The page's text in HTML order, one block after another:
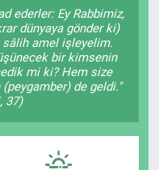
ederler: Ey Rabbimiz,
dünyaya gönder ki)
sâlih amel işleyelim.
bir kimsenin
mi ki? Hem size
de geldi."
37)